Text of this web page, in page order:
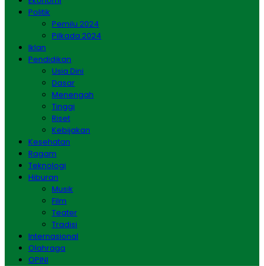
Politik
Pemilu 2024
Pilkada 2024
Iklan
Pendidikan
Usia Dini
Dasar
Menengah
Tinggi
Riset
Kebijakan
Kesehatan
Ragam
Teknologi
Hiburan
Musik
Film
Teater
Tradisi
Internasional
Olahraga
OPINI